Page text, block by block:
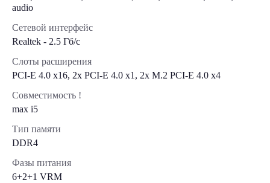
audio
Сетевой интерфейс
Realtek - 2.5 Гб/с
Слоты расширения
PCI-E 4.0 x16, 2x PCI-E 4.0 x1, 2x M.2 PCI-E 4.0 х4
Совместимость !
max i5
Тип памяти
DDR4
Фазы питания
6+2+1 VRM